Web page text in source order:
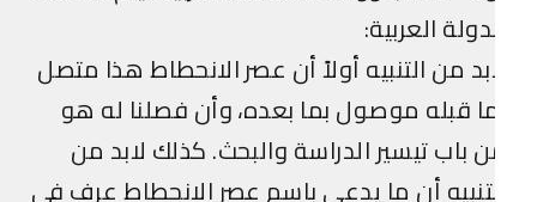
العربية:
من التنبيه أولاً أن عصر الانحطاط هذا متصل
قبله موصول بما بعده، وأن فصلنا له هو
باب تيسير الدراسة والبحث. كذلك لابد من
أن ما يدعى باسم عصر الانحطاط عرف في